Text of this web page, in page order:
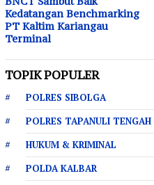
Kedatangan Benchmarking
PT Kaltim Kariangau
Terminal
TOPIK POPULER
POLRES SIBOLGA
POLRES TAPANULI TENGAH
HUKUM & KRIMINAL
POLDA KALBAR